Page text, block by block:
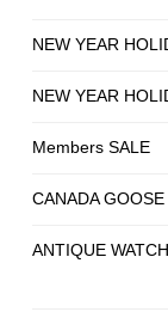
NEW YEAR
NEW YEAR
Members SALE
CANADA
ANTIQUE